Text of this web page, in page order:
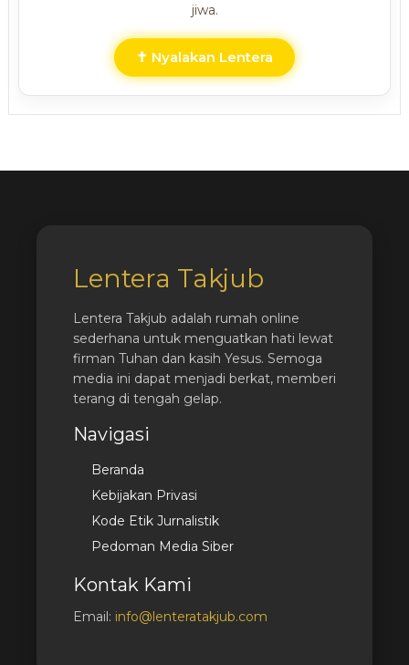
jiwa.
✝ Nyalakan Lentera
Lentera Takjub
Lentera Takjub adalah rumah online
sederhana untuk menguatkan hati lewat
firman Tuhan dan kasih Yesus. Semoga
media ini dapat menjadi berkat, memberi
terang di tengah gelap.
Navigasi
Beranda
Kebijakan Privasi
Kode Etik Jurnalistik
Pedoman Media Siber
Kontak Kami
Email: info@lenteratakjub.com